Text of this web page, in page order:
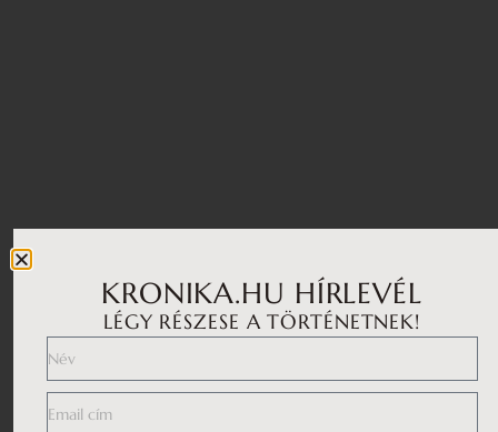
KRONIKA.HU HÍRLEVÉL
LÉGY RÉSZESE A TÖRTÉNETNEK!